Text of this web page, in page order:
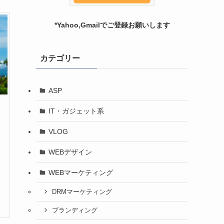
*Yahoo,Gmailでご登録お願いします
カテゴリー
ASP
IT・ガジェット系
VLOG
WEBデザイン
WEBマーケティング
DRMマーケティング
ブランディング